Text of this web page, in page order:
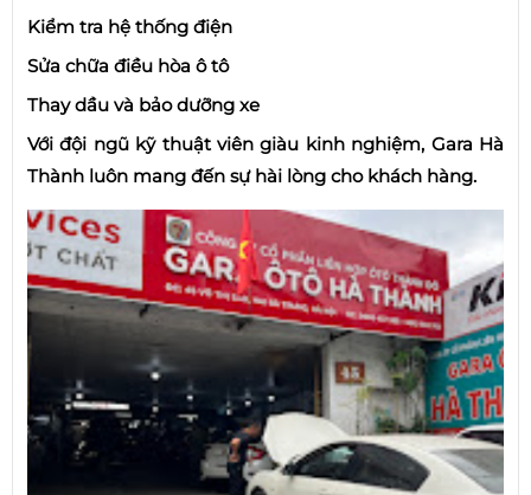
Kiểm tra hệ thống điện
Sửa chữa điều hòa ô tô
Thay dầu và bảo dưỡng xe
Với đội ngũ kỹ thuật viên giàu kinh nghiệm, Gara Hà
Thành luôn mang đến sự hài lòng cho khách hàng.